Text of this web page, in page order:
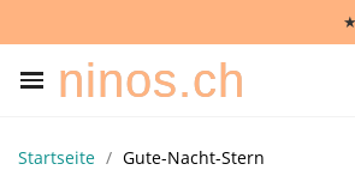
ninos.ch
Startseite Gute-Nacht-Stern